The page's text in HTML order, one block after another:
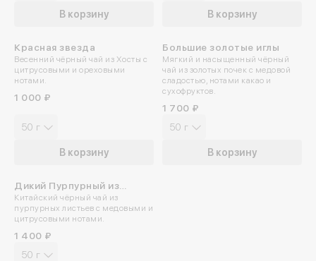
В корзину В корзину
Красная звезда
Весенний чёрный чай из Хосты с
цитрусовыми и ореховыми
нотами.
1 000 ₽
В корзину
50 г
Большие золотые иглы
Мягкий и насыщенный чёрный
чай из золотых почек с медовой
сладостью, нотами какао и
сухофруктов.
1 700 ₽
В корзину
50 г
Дикий Пурпурный из
Чженьюань
Китайский чёрный чай из
пурпурных листьев с медовыми и
цитрусовыми нотами.
1 400 ₽
50 г
Яндекс ID
Введите свой номер
Номер телефона